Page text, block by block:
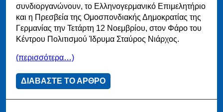
συνδιοργανώνουν, το Ελληνογερμανικό Επιμελητήριο
και η Πρεσβεία της Ομοσπονδιακής Δημοκρατίας της
Γερμανίας την Τετάρτη 12 Νοεμβρίου, στον Φάρο του
Κέντρου Πολιτισμού Ίδρυμα Σταύρος Νιάρχος.
(περισσότερα…)
ΔΙΑΒΑΣΤΕ ΤΟ ΑΡΘΡΟ